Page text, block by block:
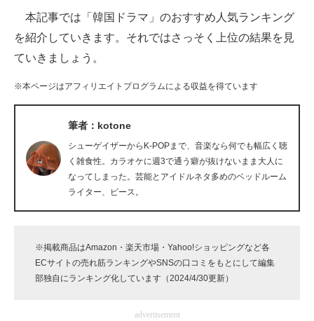
好きが集まる 比べて選べる
ビジネスと働き方のヒント
経営リーダーのコミュニティ
マーケ×ITの今がよく分かる
ITエンジニア向け専門サイト
IT製品の技術・比較・事例
製造業のIT導入・活用を支援
モノづくり技術者専門サイト
本記事では「韓国ドラマ」のおすすめ人気ランキング
を紹介していきます。それではさっそく上位の結果を見
ていきましょう。
※本ページはアフィリエイトプログラムによる収益を得ています
筆者：kotone
シューゲイザーからK-POPまで、音楽なら何でも幅広く聴
く雑食性。カラオケに週3で通う癖が抜けないまま大人に
なってしまった。芸能とアイドルネタ多めのベッドルーム
ライター、ピース。
※掲載商品はAmazon・楽天市場・Yahoo!ショッピングなど各
ECサイトの売れ筋ランキングやSNSの口コミをもとにして編集
部独自にランキング化しています（2024/4/30更新）
advertisement